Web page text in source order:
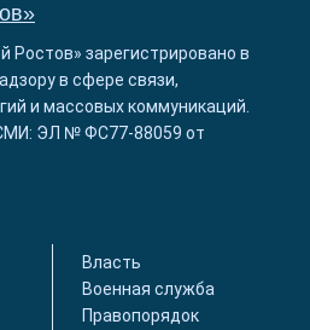
Ростов» зарегистрировано в
в сфере связи,
и массовых коммуникаций.
ЭЛ № ФС77-88059 от
Власть
Военная служба
Правопорядок